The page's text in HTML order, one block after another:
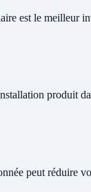
est le meilleur
produit
peut réduire